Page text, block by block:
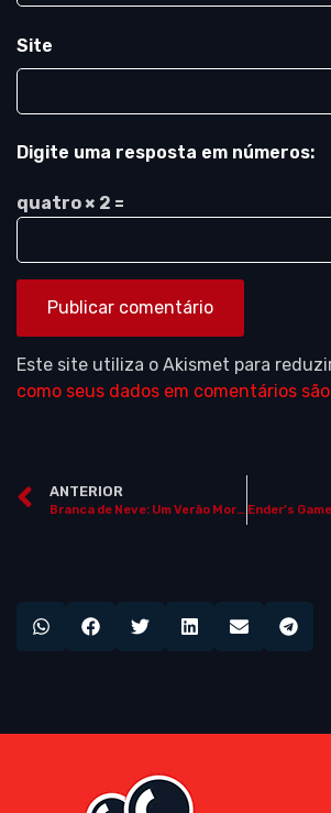
Site
Digite uma resposta em números:
quatro × 2 =
Este site utiliza o Akismet para
como seus dados em comentários
ANTERIOR
Branca de Neve: Um Verão Mortal (“Snow White: A Deadly Summer”)